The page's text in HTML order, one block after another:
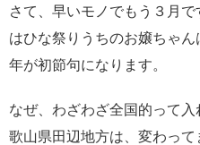
さて、早いモノでもう３月
はひな祭りうちのお嬢ちゃ
年が初節句になります。
なぜ、わざわざ全国的って
歌山県田辺地方は、変わっ